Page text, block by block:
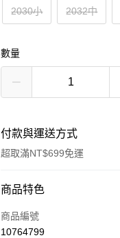
2030小 2032中
數量
付款與運送方式
超取滿NT$699免運
付款方式
信用卡一次付款
商品特色
商品編號
10764799